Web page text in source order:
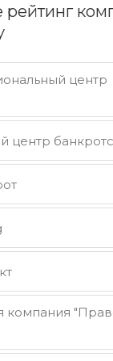
рейтинг
центр
центр
"Правовой